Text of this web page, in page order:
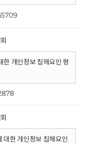
한 개인정보 침해요인 평
대한 개인정보 침해요인